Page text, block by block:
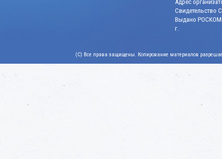
Адрес
Свидетельство
Выдано
г.
(C) Все права защищены. Копирование материалов